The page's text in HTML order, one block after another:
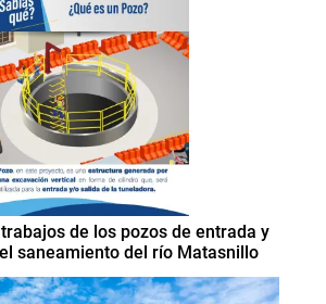
de los pozos de entrada y
saneamiento del río Matasnillo